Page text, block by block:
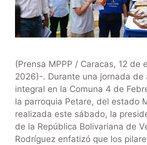
(Prensa MPPP / Caracas, 12 de
2026)-. Durante una jornada de
integral en la Comuna 4 de
la parroquia Petare, del estado
realizada este sábado, la
de la República Bolivariana de
Rodríguez enfatizó que los